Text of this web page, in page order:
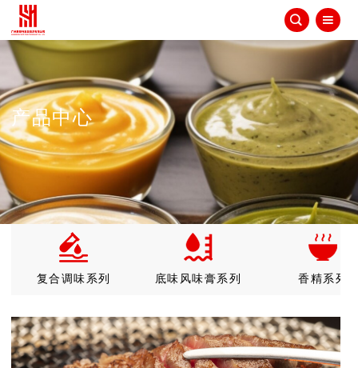
 
产品中心
复合调味系列 底味风味膏系列 香精系列